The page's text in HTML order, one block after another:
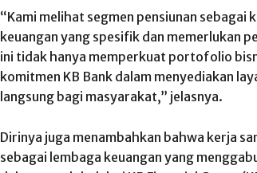
“Kami melihat segmen pensiunan sebagai
keuangan yang spesifik dan memerlukan
ini tidak hanya memperkuat portofolio
komitmen KB Bank dalam menyediakan
langsung bagi masyarakat,” jelasnya.
Dirinya juga menambahkan bahwa kerja
sebagai lembaga keuangan yang